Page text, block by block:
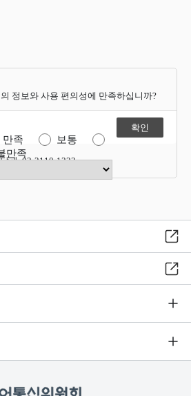
정보와 사용 편의성에 만족하십니까?
만족
보통
만족
관 02-2110-1323